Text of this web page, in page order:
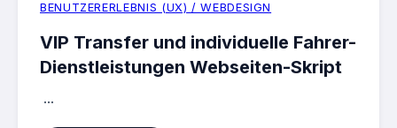
BENUTZERERLEBNIS (UX) / WEBDESIGN
VIP Transfer und individuelle Fahrer-
Dienstleistungen Webseiten-Skript
...